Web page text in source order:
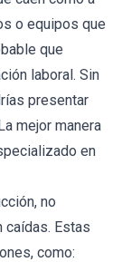
o equipos que
que
laboral. Sin
presentar
mejor manera
en
no
caídas. Estas
como: